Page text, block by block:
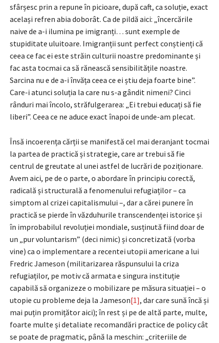
sfârșesc prin a repune în picioare, după caft, ca soluție, exact
același refren abia doborât. Ca de pildă aici: „încercările
naive de a-i ilumina pe imigranți… sunt exemple de
stupiditate uluitoare. Imigranții sunt perfect conștienți că
ceea ce fac ei este străin culturii noastre predominante și
fac asta tocmai ca să rănească sensibilitățile noastre.
Sarcina nu e de a-i învăța ceea ce ei știu deja foarte bine”.
Care-i atunci soluția la care nu s-a gândit nimeni? Cinci
rânduri mai încolo, străfulgerarea: „Ei trebui educați să fie
liberi”. Ceea ce ne aduce exact înapoi de unde-am plecat.
Însă incoerența cărții se manifestă cel mai deranjant tocmai
la partea de practică și strategie, care ar trebui să fie
centrul de greutate al unei astfel de lucrări de poziționare.
Avem aici, pe de o parte, o abordare în principiu corectă,
radicală și structurală a fenomenului refugiaților – ca
simptom al crizei capitalismului –, dar a cărei punere în
practică se pierde în văzduhurile transcendenței istorice și
în improbabilul revoluției mondiale, susținută fiind doar de
un „pur voluntarism” (deci nimic) și concretizată (vorba
vine) ca o implementare a recentei utopii americane a lui
Fredric Jameson (militarizarea răspunsului la criza
refugiaților, pe motiv că armata e singura instituție
capabilă să organizeze o mobilizare pe măsura situației – o
utopie cu probleme deja la Jameson[1], dar care sună încă și
mai puțin promițător aici); în rest și pe de altă parte, multe,
foarte multe și detaliate recomandări practice de policy cât
se poate de pragmatic, până la meschin: „criteriile de